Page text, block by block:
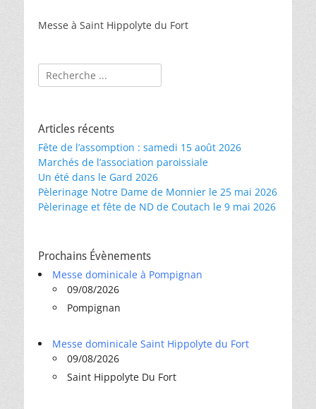
Messe à Saint Hippolyte du Fort
Rechercher :
Articles récents
Fête de l’assomption : samedi 15 août 2026
Marchés de l’association paroissiale
Un été dans le Gard 2026
Pèlerinage Notre Dame de Monnier le 25 mai 2026
Pèlerinage et fête de ND de Coutach le 9 mai 2026
Prochains Évènements
Messe dominicale à Pompignan
09/08/2026
Pompignan
Messe dominicale Saint Hippolyte du Fort
09/08/2026
Saint Hippolyte Du Fort